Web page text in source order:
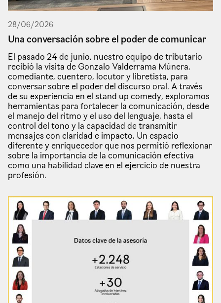
28/06/2026
Una conversación sobre el poder de comunicar
El pasado 24 de junio, nuestro equipo de tributario
recibió la visita de Gonzalo Valderrama Múnera,
comediante, cuentero, locutor y libretista, para
conversar sobre el poder del discurso oral. A través
de su experiencia en el stand up comedy, exploramos
herramientas para fortalecer la comunicación, desde
el manejo del ritmo y el uso del lenguaje, hasta el
control del tono y la capacidad de transmitir
mensajes con claridad e impacto. Un espacio
diferente y enriquecedor que nos permitió reflexionar
sobre la importancia de la comunicación efectiva
como una habilidad clave en el ejercicio de nuestra
profesión.